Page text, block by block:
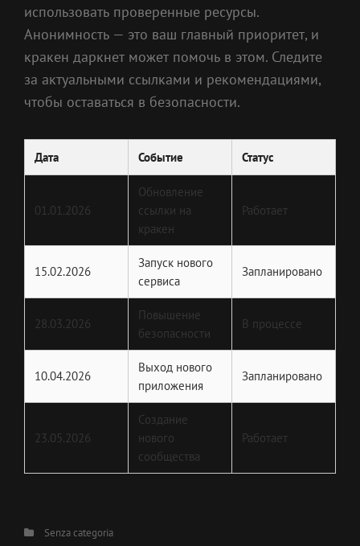
использовать проверенные ресурсы.
Анонимность — это ваш главный приоритет, и
кракен даркнет может помочь в этом. Следите
за актуальными ссылками и рекомендациями,
чтобы оставаться в безопасности.
Дата Событие Статус
01.01.2026
Обновление
ссылки на
кракен
Работает
15.02.2026
Запуск нового
сервиса
Запланировано
28.03.2026
Повышение
безопасности
В процессе
10.04.2026
Выход нового
приложения
Запланировано
23.05.2026
Создание
нового
сообщества
Работает
CategoriesSenza categoria